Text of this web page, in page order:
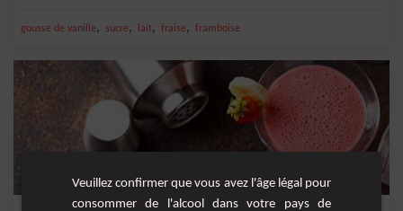
gousse de vanille, sucre, lait, fraise, framboise
Veuillez confirmer que vous avez l'âge légal pour
consommer de l'alcool dans votre pays de